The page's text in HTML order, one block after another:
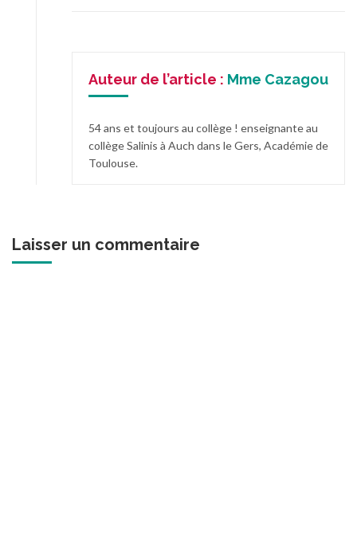
Auteur de l’article : Mme Cazagou
54 ans et toujours au collège ! enseignante au
collège Salinis à Auch dans le Gers, Académie de
Toulouse.
Laisser un commentaire